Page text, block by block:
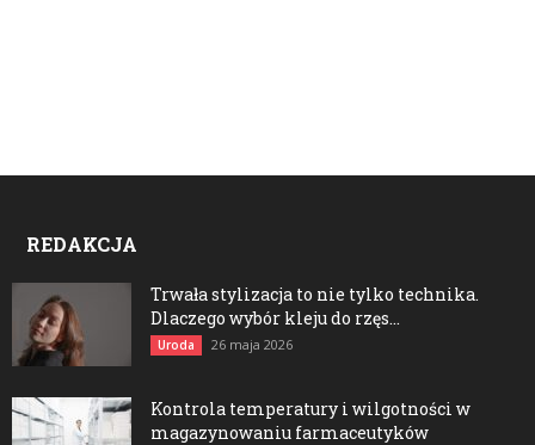
REDAKCJA
Trwała stylizacja to nie tylko technika.
Dlaczego wybór kleju do rzęs...
Uroda 26 maja 2026
Kontrola temperatury i wilgotności w
magazynowaniu farmaceutyków